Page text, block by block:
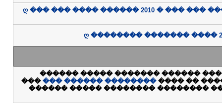
ღ ��� ��� ���� ������ 2010 � ��� ���
ღ �������� ������� ����
���� ����� �� ������ ������
. ���
�������� ������ ���
���
���� ��������� �� ������� ���